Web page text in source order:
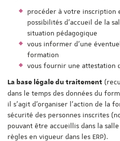
procéder à votre inscription
possibilités d'accueil de la
situation pédagogique
vous informer d'une
formation
vous fournir une attestation
La base légale du traitement
dans le temps des données du
il s'agit d'organiser l'action de la
sécurité des personnes inscrites
pouvant être accueillis dans la
règles en vigueur dans les ERP).